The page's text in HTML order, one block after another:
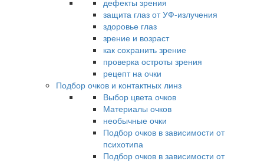
дефекты зрения
защита глаз от УФ-излучения
здоровье глаз
зрение и возраст
как сохранить зрение
проверка остроты зрения
рецепт на очки
Подбор очков и контактных линз
Выбор цвета очков
Материалы очков
необычные очки
Подбор очков в зависимости от
психотипа
Подбор очков в зависимости от